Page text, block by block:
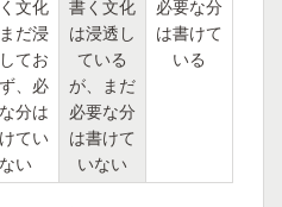
文化
だ浸
てお
、必
分は
てい
ない
書く文化
は浸透し
ている
が、まだ
必要な分
は書けて
いない
必要な分
は書けて
いる